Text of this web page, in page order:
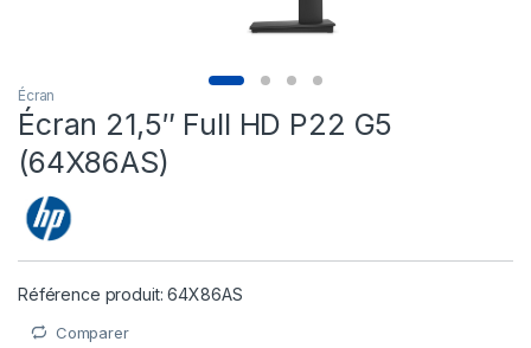
Écran
Écran 21,5″ Full HD P22 G5
(64X86AS)
Référence produit: 64X86AS
Comparer